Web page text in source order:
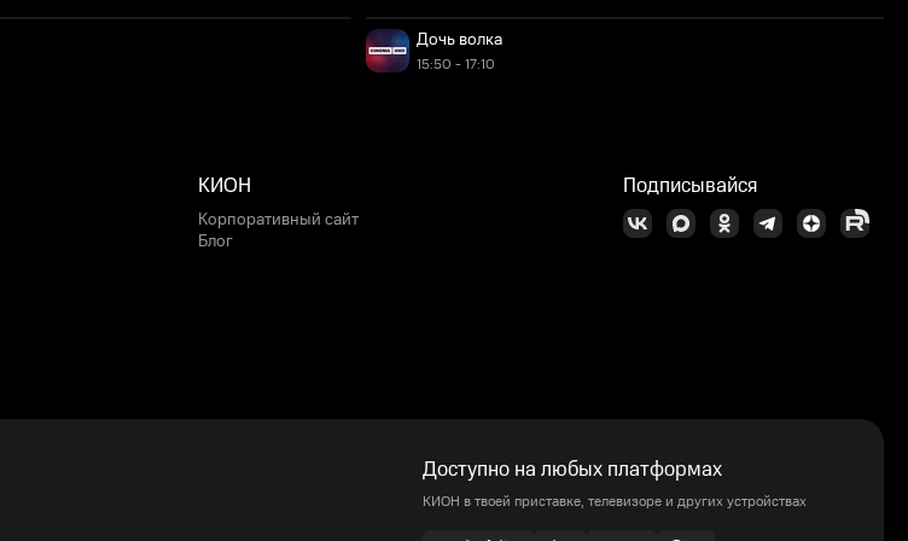
Дочь волка
15:50 - 17:10
КИОН
Корпоративный сайт
Блог
Подписывайся
Доступно на любых платформах
КИОН в твоей приставке, телевизоре и других устройствах